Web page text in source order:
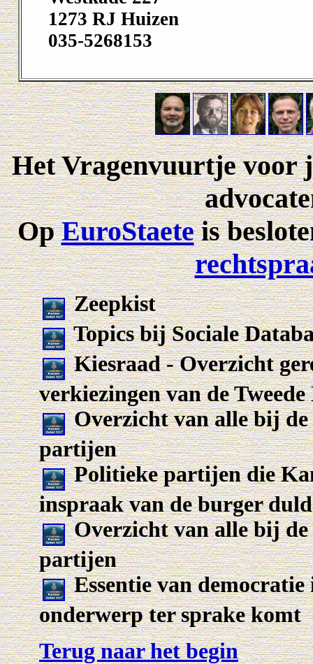
1273 RJ Huizen
035-5268153
HetVragenvuurtjevoor
OpEuroStaeteis
Zeepkist
Topics bij Sociale
Kiesraad - Overzicht
verkiezingen van de
Overzicht van alle bij de
partijen
Politieke partijen die
inspraak van de burger
Overzicht van alle bij de
partijen
Essentie van
onderwerp ter sprake komt
Terug naar het begin